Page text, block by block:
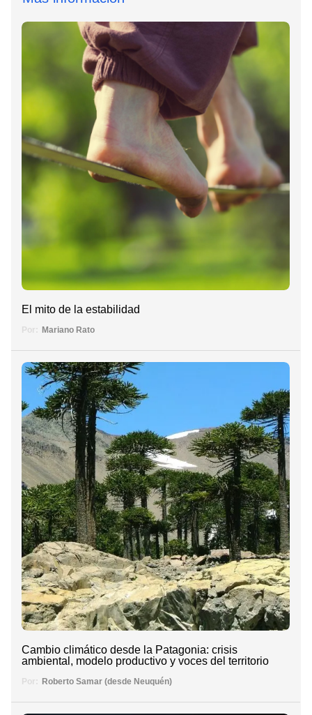
El mito de la estabilidad
Por: Mariano Rato
Cambio climático desde la Patagonia: crisis
ambiental, modelo productivo y voces del territorio
Por: Roberto Samar (desde Neuquén)